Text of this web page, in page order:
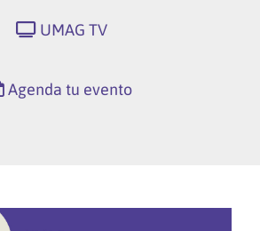
UMAG TV
Agenda tu evento